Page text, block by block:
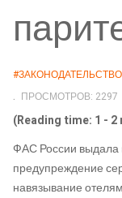
#ЗАКОНОДАТЕЛЬСТВО
ПРОСМОТРОВ: 2297
(Reading time: 1 -
ФАС России выдала
предупреждение
навязывание